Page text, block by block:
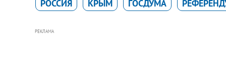
РОССИЯ КРЫМ ГОСДУМА
РЕКЛАМА